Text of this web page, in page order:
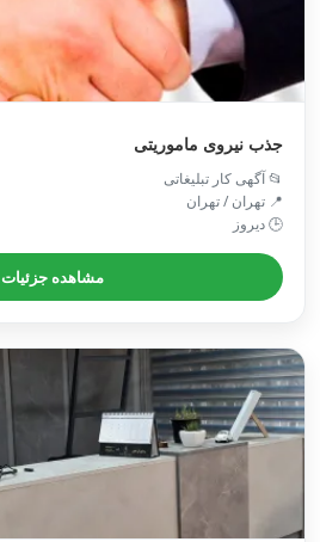
جذب نیروی ماموریتی
📂 آگهی کار تبلیغاتی
📍 تهران / تهران
🕒 دیروز
مشاهده جزئیات